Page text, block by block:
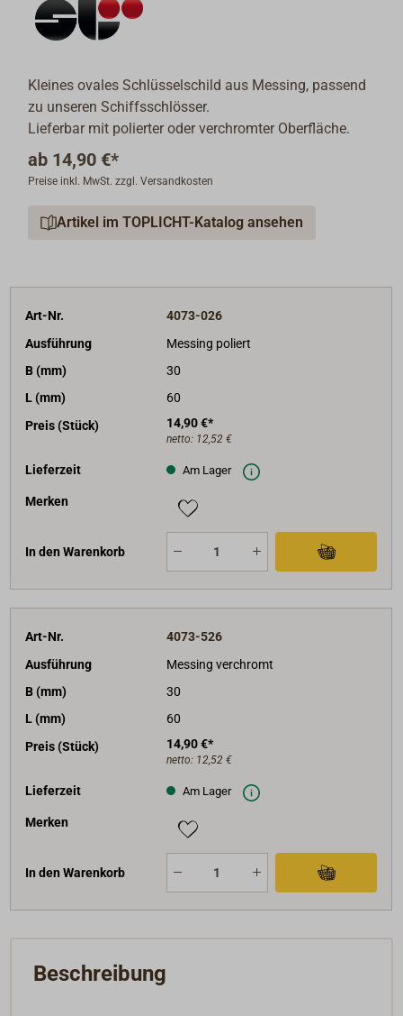
Kleines ovales Schlüsselschild aus Messing, passend
zu unseren Schiffsschlösser.
Lieferbar mit polierter oder verchromter Oberfläche.
ab 14,90 €*
Preise inkl. MwSt. zzgl. Versandkosten
Artikel im TOPLICHT-Katalog ansehen
Art-Nr.
4073-026
Ausführung
Messing poliert
B (mm)
30
L (mm)
60
Preis (Stück)
14,90 €*
netto: 12,52 €
Lieferzeit Am Lager
Merken
In den Warenkorb
Art-Nr.
4073-526
Ausführung
Messing verchromt
B (mm)
30
L (mm)
60
Preis (Stück)
14,90 €*
netto: 12,52 €
Lieferzeit Am Lager
Merken
In den Warenkorb
Beschreibung